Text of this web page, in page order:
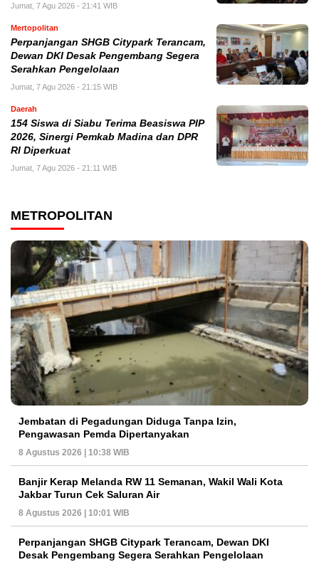
Jumat, 7 Agu 2026 - 21:41 WIB
Mertopolitan
Perpanjangan SHGB Citypark Terancam,
Dewan DKI Desak Pengembang Segera
Serahkan Pengelolaan
Jumat, 7 Agu 2026 - 21:15 WIB
Daerah
154 Siswa di Siabu Terima Beasiswa PIP
2026, Sinergi Pemkab Madina dan DPR
RI Diperkuat
Jumat, 7 Agu 2026 - 21:11 WIB
METROPOLITAN
Jembatan di Pegadungan Diduga Tanpa Izin,
Pengawasan Pemda Dipertanyakan
8 Agustus 2026 | 10:38 WIB
Banjir Kerap Melanda RW 11 Semanan, Wakil Wali Kota
Jakbar Turun Cek Saluran Air
8 Agustus 2026 | 10:01 WIB
Perpanjangan SHGB Citypark Terancam, Dewan DKI
Desak Pengembang Segera Serahkan Pengelolaan